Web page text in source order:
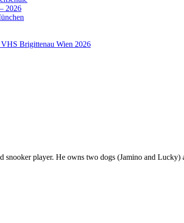
2026
Brigittenau Wien 2026
snooker player. He owns two dogs (Jamino and